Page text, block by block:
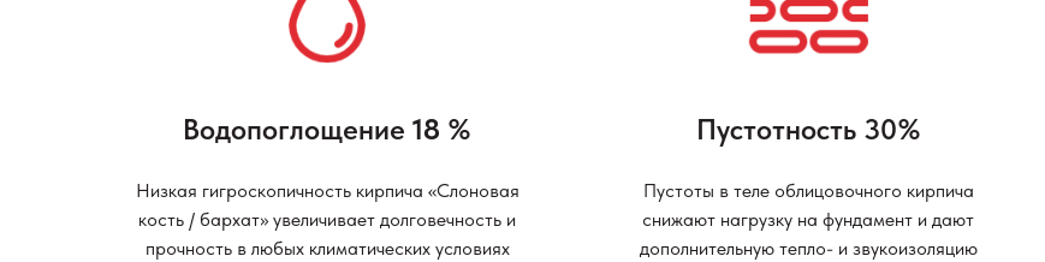
Водопоглощение 18 %
Низкая гигроскопичность кирпича «Слоновая
кость / бархат» увеличивает долговечность и
прочность в любых климатических условиях
Пустотность 30%
Пустоты в теле облицовочного кирпича
снижают нагрузку на фундамент и дают
дополнительную тепло- и звукоизоляцию